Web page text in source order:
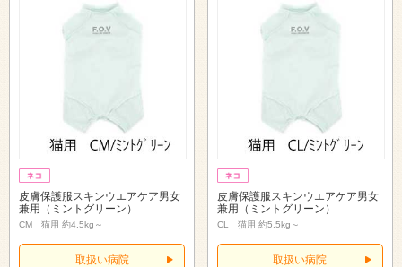
皮膚保護服スキンウエアケア男女
兼用（ミントグリーン）
CM 猫用 約4.5kg～
取扱い病院
皮膚保護服スキンウエアケア男女
兼用（ミントグリーン）
CL 猫用 約5.5kg～
取扱い病院